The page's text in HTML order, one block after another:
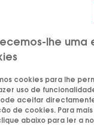
suavizar, nutrir
e recuperar um
lhe uma
cookies para lhe
uso de
aceitar
de cookies. Para
abaixo para ler a